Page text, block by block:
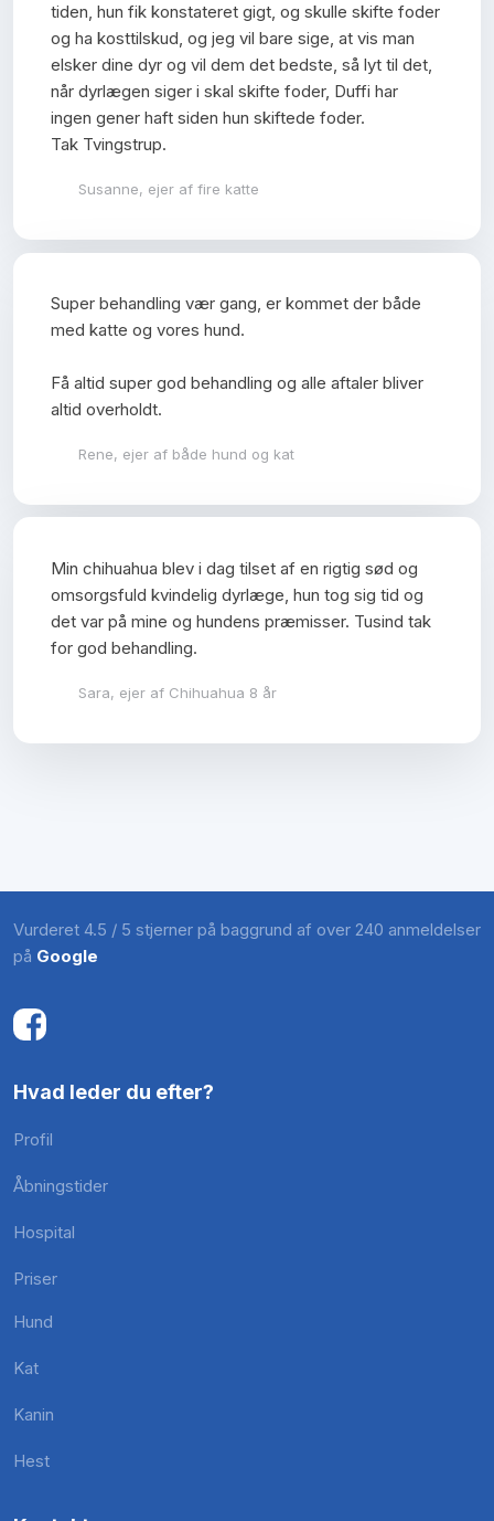
tiden, hun fik konstateret gigt, og skulle skifte foder
og ha kosttilskud, og jeg vil bare sige, at vis man
elsker dine dyr og vil dem det bedste, så lyt til det,
når dyrlægen siger i skal skifte foder, Duffi har
ingen gener haft siden hun skiftede foder.
Tak Tvingstrup.
Susanne, ejer af fire katte
​Super behandling vær gang, er kommet der både
med katte og vores hund.
Få altid super god behandling og alle aftaler bliver
altid overholdt.​
Rene, ejer af både hund og kat
​​Min chihuahua blev i dag tilset af en rigtig sød og
omsorgsfuld kvindelig dyrlæge, hun tog sig tid og
det var på mine og hundens præmisser. Tusind tak
for god behandling.
Sara, ejer af Chihuahua 8 år
Vurderet 4.5 / 5 stjerner på baggrund af over 240 anmeldelser
på Google
Hvad leder du efter?
Profil
Åbningstider
Hospital
Priser
Hund
Kat
Kanin
Hest